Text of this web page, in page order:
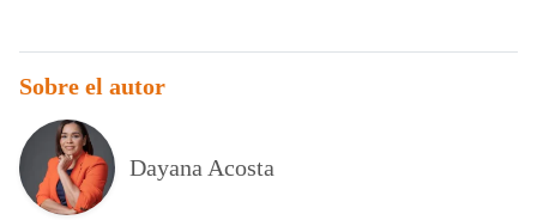
Sobre el autor
Dayana Acosta